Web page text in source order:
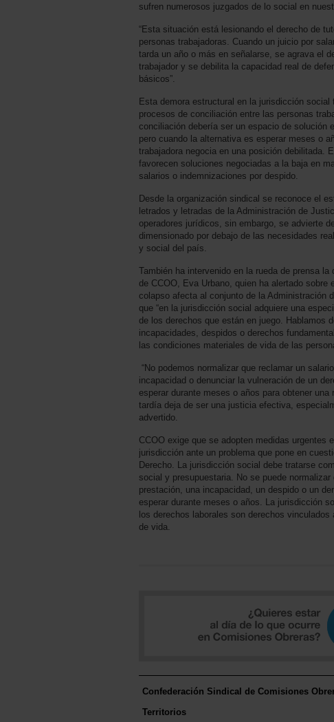
sufren numerosos juzgados de lo social en
“Esta situación está lesionando el derecho de
personas trabajadoras. Cuando un juicio por
tarda un año o más en señalarse, se agrava el
trabajador y se debilita la capacidad real de
básicos”.
Esta demora estructural en la jurisdicción social
procesos de conciliación entre las personas
conciliación debería ser un espacio de solución
pero cuando la alternativa es esperar meses o
trabajadora negocia en una posición debilitada.
favorecen soluciones negociadas a la baja en
salarios o indemnizaciones por despido.
Desde la organización sindical se reconoce el
letrados y letradas de la Administración de
operadores jurídicos, sin embargo, se advierte
dimensionado por debajo de las necesidades
y social del país.
También ha intervenido en la rueda de prensa
de CCOO, Eva Urbano, quien ha alertado sobre
colapso afecta al conjunto de la Administración
que “en la jurisdicción social adquiere una
de los derechos que están en juego. Hablamos
incapacidades, despidos o derechos
las condiciones materiales de vida de las
“No podemos normalizar que reclamar un
incapacidad o denunciar la vulneración de un
esperar durante meses o años para obtener
tardía deja de ser una justicia efectiva,
advertido.
CCOO exige que se adopten medidas urgentes
jurisdicción ante un problema que pone en
Derecho. La jurisdicción social debe tratarse
social y presupuestaria. No se puede
prestación, una incapacidad, un despido o un
esperar durante meses o años. La jurisdicción
los derechos laborales son derechos
de vida.
Confederación Sindical de Comisiones
Territorios